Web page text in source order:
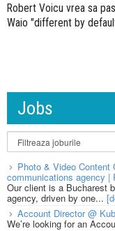
Robert Voicu vrea sa
Waio "different by
Jobs
Photo & Video Content
communications agency |
Our client is a Bucharest
agency, driven by one...
Account Director @
We’re looking for an